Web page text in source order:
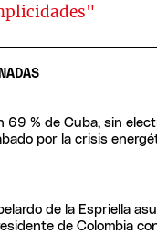
69 % de Cuba, sin
por la crisis
de la Espriella
de Colombia